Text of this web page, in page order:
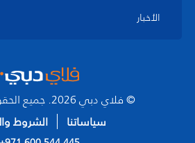
الأخبار
© فلاي دبي 2026. جميع الحقوق محفوظة.
سياساتنا
الشروط